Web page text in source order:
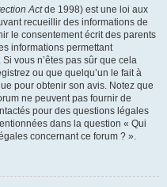
Actde 1998) est une loi aux
recueillir des informations de
le consentement écrit des parents
informations permettant
vous n’êtes pas sûr que cela
ou que quelqu’un le fait à
pour obtenir son avis. Notez que
ne peuvent pas fournir de
pour des questions légales
dans la question « Qui
concernant ce forum ? ».